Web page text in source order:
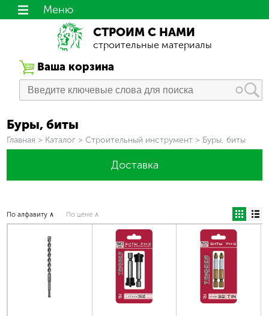
СТРОИМ С НАМИ
строительные материалы
Ваша корзина
Меню
Буры, биты
Вы здесь
Главная > Каталог > Строительный инструмент > Буры, биты
Доставка
По алфавиту ∧ По цене ∧